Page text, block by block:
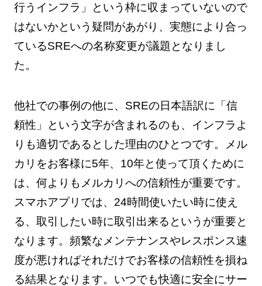
行うインフラ」という枠に収まっていないので
はないかという疑問があがり、実態により合っ
ているSREへの名称変更が議題となりまし
た。
他社での事例の他に、SREの日本語訳に「信
頼性」という文字が含まれるのも、インフラよ
りも適切であるとした理由のひとつです。メル
カリをお客様に5年、10年と使って頂くために
は、何よりもメルカリへの信頼性が重要です。
スマホアプリでは、24時間使いたい時に使え
る、取引したい時に取引出来るというが重要と
なります。頻繁なメンテナンスやレスポンス速
度が悪ければそれだけでお客様の信頼性を損ね
る結果となります。いつでも快適に安全にサー